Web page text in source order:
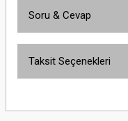
Soru & Cevap
Taksit Seçenekleri